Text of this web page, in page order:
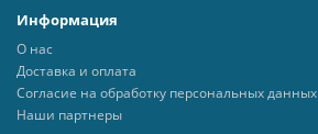
Информация
О нас
Доставка и оплата
Согласие на обработку персональных данных
Наши партнеры